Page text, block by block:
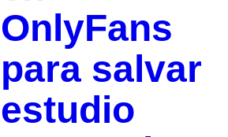
OnlyFans
para salvar
estudio